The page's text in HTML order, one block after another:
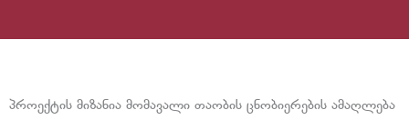
პროექტის მიზანია მომავალი თაობის ცნობიერების ამაღლება